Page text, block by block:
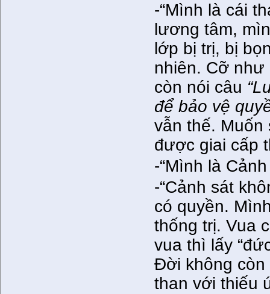
-“Mình là cái
lương tâm,
lớp bị trị, bị
nhiên. Cỡ như
còn nói câu
để bảo vệ
vẫn thế.
được giai cấp
-“Mình là
-“Cảnh sát
có quyền.
thống trị. Vua
vua thì lấy
Đời không còn
than với thiếu